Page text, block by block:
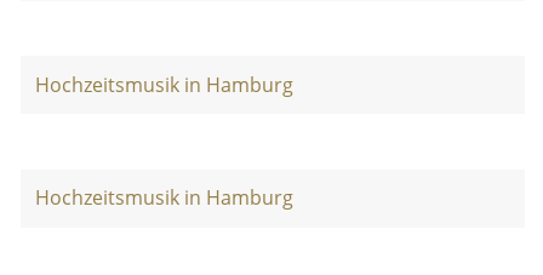
Hochzeitsmusik in Hamburg
Hochzeitsmusik in Hamburg